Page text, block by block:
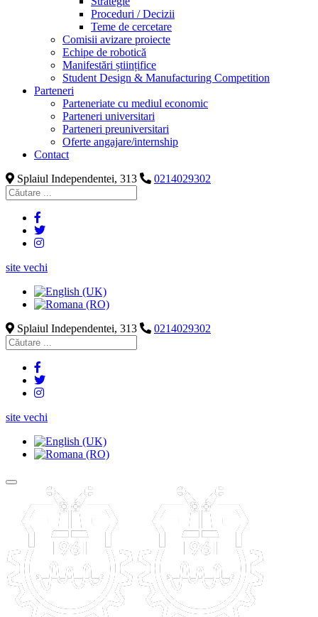
Proceduri / Decizii
Teme de cercetare
Comisii avizare proiecte
Echipe de robotică
Manifestări științifice
Student Design & Manufacturing Competition
Parteneri
Parteneriate cu mediul economic
Parteneri universitari
Parteneri preuniversitari
Oferte angajare/internship
Contact
Splaiul Independentei, 313
0214029302
site vechi
Splaiul Independentei, 313 0214029302
site vechi